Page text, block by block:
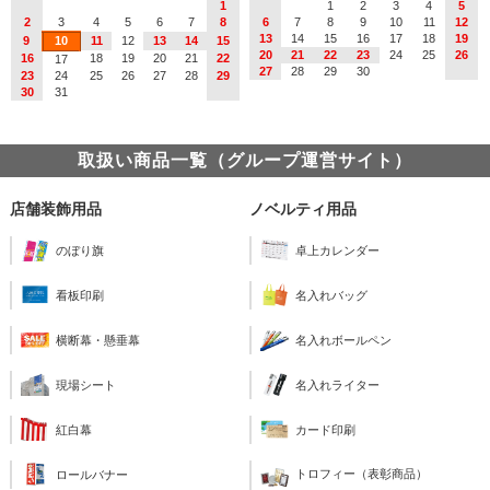
1
2
3 4 5 6 7
8
9
10 11 12 13 14
15
16
17 18 19 20 21
22
23
24 25 26 27 28
29
30
31
1 2 3 4
5
6
7 8 9 10 11
12
13
14 15 16 17 18
19
20
21 22 23 24 25
26
27
28 29 30
取扱い商品一覧（グループ運営サイト）
店舗装飾用品
のぼり旗
看板印刷
横断幕・懸垂幕
現場シート
紅白幕
ロールバナー
ノベルティ用品
卓上カレンダー
名入れバッグ
名入れボールペン
名入れライター
カード印刷
トロフィー（表彰商品）